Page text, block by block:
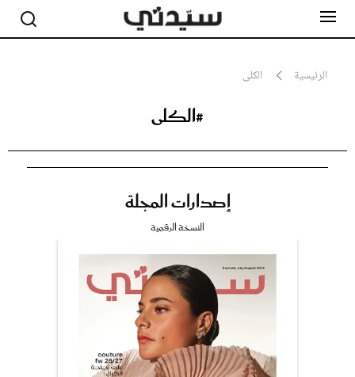
الرئيسية الكلى
#الكلى
إصدارات المجلة
النسخة الرقمية
جمال
صحة ورشاقة
عروس سيدتي